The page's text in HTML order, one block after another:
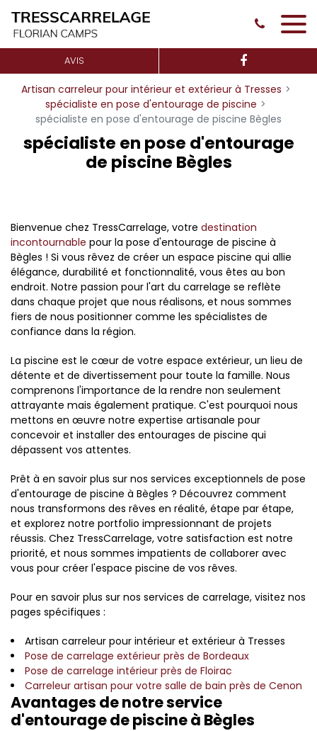
AVIS
Artisan carreleur pour intérieur et extérieur à Tresses
spécialiste en pose d'entourage de piscine
spécialiste en pose d'entourage de piscine Bègles
spécialiste en pose d'entourage
de piscine Bègles
Bienvenue chez TressCarrelage, votre destination
incontournable pour la pose d'entourage de piscine à
Bègles ! Si vous rêvez de créer un espace piscine qui allie
élégance, durabilité et fonctionnalité, vous êtes au bon
endroit. Notre passion pour l'art du carrelage se reflète
dans chaque projet que nous réalisons, et nous sommes
fiers de nous positionner comme les spécialistes de
confiance dans la région.
La piscine est le cœur de votre espace extérieur, un lieu de
détente et de divertissement pour toute la famille. Nous
comprenons l'importance de la rendre non seulement
attrayante mais également pratique. C'est pourquoi nous
mettons en œuvre notre expertise artisanale pour
concevoir et installer des entourages de piscine qui
dépassent vos attentes.
Prêt à en savoir plus sur nos services exceptionnels de pose
d'entourage de piscine à Bègles ? Découvrez comment
nous transformons des rêves en réalité, étape par étape,
et explorez notre portfolio impressionnant de projets
réussis. Chez TressCarrelage, votre satisfaction est notre
priorité, et nous sommes impatients de collaborer avec
vous pour créer l'espace piscine de vos rêves.
Pour en savoir plus sur nos services de carrelage, visitez nos
pages spécifiques :
Artisan carreleur pour intérieur et extérieur à Tresses
Pose de carrelage extérieur près de Bordeaux
Pose de carrelage intérieur près de Floirac
Carreleur artisan pour votre salle de bain près de Cenon
Avantages de notre service
d'entourage de piscine à Bègles